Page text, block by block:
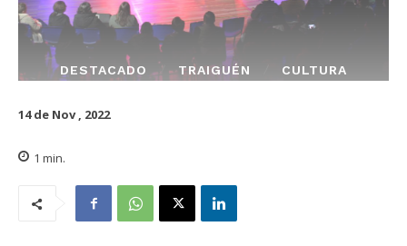
DESTACADO TRAIGUÉN CULTURA
14 de Nov , 2022
1 min.